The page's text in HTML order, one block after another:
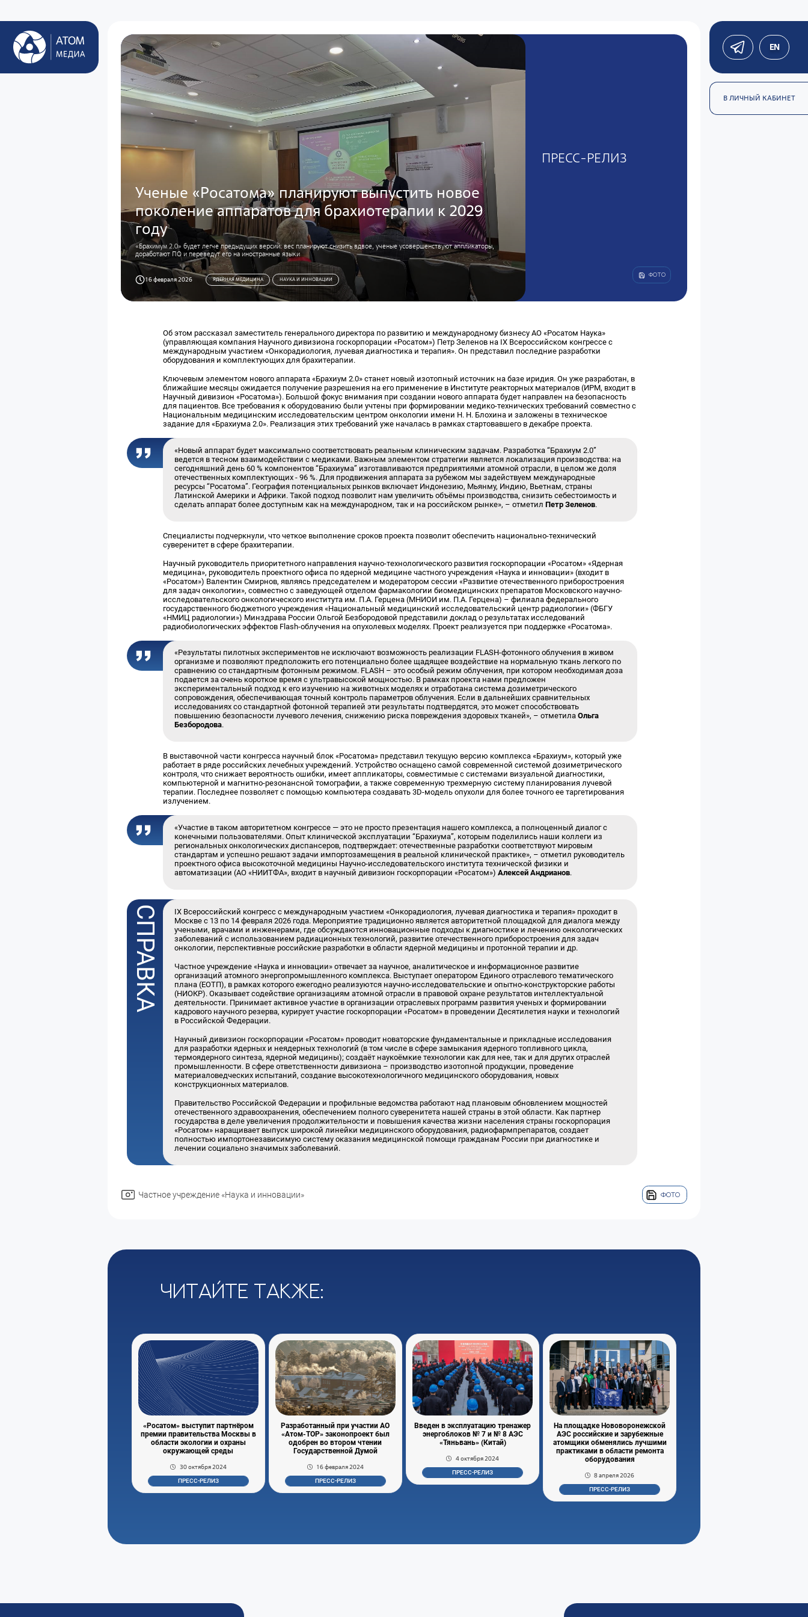
EN
В ЛИЧНЫЙ КАБИНЕТ
Ученые «Росатома» планируют выпустить новое
поколение аппаратов для брахиотерапии к 2029
году
«Брахимум 2.0» будет легче предыдущих версий: вес планируют снизить вдвое, ученые усовершенствуют аппликаторы,
доработают ПО и переведут его на иностранные языки
16 февраля 2026 ЯДЕРНАЯ МЕДИЦИНА НАУКА И ИННОВАЦИИ
ПРЕСС-РЕЛИЗ
ФОТО
Об этом рассказал заместитель генерального директора по развитию и международному бизнесу АО «Росатом Наука»
(управляющая компания Научного дивизиона госкорпорации «Росатом») Петр Зеленов на IX Всероссийском конгрессе с
международным участием «Онкорадиология, лучевая диагностика и терапия». Он представил последние разработки
оборудования и комплектующих для брахитерапии.
Ключевым элементом нового аппарата «Брахиум 2.0» станет новый изотопный источник на базе иридия. Он уже разработан, в
ближайшие месяцы ожидается получение разрешения на его применение в Институте реакторных материалов (ИРМ, входит в
Научный дивизион «Росатома»). Большой фокус внимания при создании нового аппарата будет направлен на безопасность
для пациентов. Все требования к оборудованию были учтены при формировании медико-технических требований совместно с
Национальным медицинским исследовательским центром онкологии имени Н. Н. Блохина и заложены в техническое
задание для «Брахиума 2.0». Реализация этих требований уже началась в рамках стартовавшего в декабре проекта.
«Новый аппарат будет максимально соответствовать реальным клиническим задачам. Разработка “Брахиум 2.0”
ведется в тесном взаимодействии с медиками. Важным элементом стратегии является локализация производства: на
сегодняшний день 60 % компонентов “Брахиума” изготавливаются предприятиями атомной отрасли, в целом же доля
отечественных комплектующих - 96 %. Для продвижения аппарата за рубежом мы задействуем международные
ресурсы “Росатома”. География потенциальных рынков включает Индонезию, Мьянму, Индию, Вьетнам, страны
Латинской Америки и Африки. Такой подход позволит нам увеличить объёмы производства, снизить себестоимость и
сделать аппарат более доступным как на международном, так и на российском рынке», – отметилПетр Зеленов.
Специалисты подчеркнули, что четкое выполнение сроков проекта позволит обеспечить национально-технический
суверенитет в сфере брахитерапии.
Научный руководитель приоритетного направления научно-технологического развития госкорпорации «Росатом» «Ядерная
медицина», руководитель проектного офиса по ядерной медицине частного учреждения «Наука и инновации» (входит в
«Росатом») Валентин Смирнов, являясь председателем и модератором сессии «Развитие отечественного приборостроения
для задач онкологии», совместно с заведующей отделом фармакологии биомедицинских препаратов Московского научно-
исследовательского онкологического института им. П.А. Герцена (МНИОИ им. П.А. Герцена) – филиала федерального
государственного бюджетного учреждения «Национальный медицинский исследовательский центр радиологии» (ФБГУ
«НМИЦ радиологии») Минздрава России Ольгой Безбородовой представили доклад о результатах исследований
радиобиологических эффектов Flash-облучения на опухолевых моделях. Проект реализуется при поддержке «Росатома».
«Результаты пилотных экспериментов не исключают возможность реализации FLASH-фотонного облучения в живом
организме и позволяют предположить его потенциально более щадящее воздействие на нормальную ткань легкого по
сравнению со стандартным фотонным режимом. FLASH – это особый режим облучения, при котором необходимая доза
подается за очень короткое время с ультравысокой мощностью. В рамках проекта нами предложен
экспериментальный подход к его изучению на животных моделях и отработана система дозиметрического
сопровождения, обеспечивающая точный контроль параметров облучения. Если в дальнейших сравнительных
исследованиях со стандартной фотонной терапией эти результаты подтвердятся, это может способствовать
повышению безопасности лучевого лечения, снижению риска повреждения здоровых тканей», – отметилаОльга
Безбородова.
В выставочной части конгресса научный блок «Росатома» представил текущую версию комплекса «Брахиум», который уже
работает в ряде российских лечебных учреждений. Устройство оснащено самой современной системой дозиметрического
контроля, что снижает вероятность ошибки, имеет аппликаторы, совместимые с системами визуальной диагностики,
компьютерной и магнитно-резонансной томографии, а также современную трехмерную систему планирования лучевой
терапии. Последнее позволяет с помощью компьютера создавать 3D-модель опухоли для более точного ее таргетирования
излучением.
«Участие в таком авторитетном конгрессе — это не просто презентация нашего комплекса, а полноценный диалог с
конечными пользователями. Опыт клинической эксплуатации “Брахиума”, которым поделились наши коллеги из
региональных онкологических диспансеров, подтверждает: отечественные разработки соответствуют мировым
стандартам и успешно решают задачи импортозамещения в реальной клинической практике», – отметил руководитель
проектного офиса высокоточной медицины Научно-исследовательского института технической физики и
автоматизации (АО «НИИТФА», входит в научный дивизион госкорпорации «Росатом»)Алексей Андрианов.
IX Всероссийский конгресс с международным участием «Онкорадиология, лучевая диагностика и терапия» проходит в
Москве с 13 по 14 февраля 2026 года. Мероприятие традиционно является авторитетной площадкой для диалога между
учеными, врачами и инженерами, где обсуждаются инновационные подходы к диагностике и лечению онкологических
заболеваний с использованием радиационных технологий, развитие отечественного приборостроения для задач
онкологии, перспективные российские разработки в области ядерной медицины и протонной терапии и др.
Частное учреждение «Наука и инновации» отвечает за научное, аналитическое и информационное развитие
организаций атомного энергопромышленного комплекса. Выступает оператором Единого отраслевого тематического
плана (ЕОТП), в рамках которого ежегодно реализуются научно-исследовательские и опытно-конструкторские работы
(НИОКР). Оказывает содействие организациям атомной отрасли в правовой охране результатов интеллектуальной
деятельности. Принимает активное участие в организации отраслевых программ развития ученых и формировании
кадрового научного резерва, курирует участие госкорпорации «Росатом» в проведении Десятилетия науки и технологий
в Российской Федерации.
Научный дивизион госкорпорации «Росатом» проводит новаторские фундаментальные и прикладные исследования
для разработки ядерных и неядерных технологий (в том числе в сфере замыкания ядерного топливного цикла,
термоядерного синтеза, ядерной медицины); создаёт наукоёмкие технологии как для нее, так и для других отраслей
промышленности. В сфере ответственности дивизиона – производство изотопной продукции, проведение
материаловедческих испытаний, создание высокотехнологичного медицинского оборудования, новых
конструкционных материалов.
Правительство Российской Федерации и профильные ведомства работают над плановым обновлением мощностей
отечественного здравоохранения, обеспечением полного суверенитета нашей страны в этой области. Как партнер
государства в деле увеличения продолжительности и повышения качества жизни населения страны госкорпорация
«Росатом» наращивает выпуск широкой линейки медицинского оборудования, радиофармпрепаратов, создает
полностью импортонезависимую систему оказания медицинской помощи гражданам России при диагностике и
лечении социально значимых заболеваний.
Частное учреждение «Наука и инновации» ФОТО
Читайте также:
«Росатом» выступит партнёром
премии правительства Москвы в
области экологии и охраны
окружающей среды
30 октября 2024
ПРЕСС-РЕЛИЗ
Разработанный при участии АО
«Атом-ТОР» законопроект был
одобрен во втором чтении
Государственной Думой
16 февраля 2024
ПРЕСС-РЕЛИЗ
Введен в эксплуатацию тренажер
энергоблоков № 7 и № 8 АЭС
«Тяньвань» (Китай)
4 октября 2024
ПРЕСС-РЕЛИЗ
На площадке Нововоронежской
АЭС российские и зарубежные
атомщики обменялись лучшими
практиками в области ремонта
оборудования
8 апреля 2026
ПРЕСС-РЕЛИЗ